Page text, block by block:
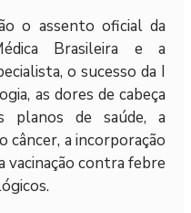
o assento oficial da
Brasileira e a
o sucesso da I
as dores de cabeça
planos de saúde, a
câncer, a incorporação
vacinação contra febre